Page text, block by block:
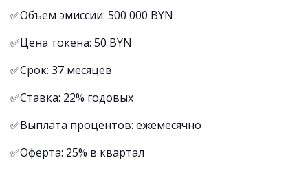
✅Объем эмиссии: 500 000 BYN
✅Цена токена: 50 BYN
✅Срок: 37 месяцев
✅Ставка: 22% годовых
✅Выплата процентов: ежемесячно
✅Оферта: 25% в квартал